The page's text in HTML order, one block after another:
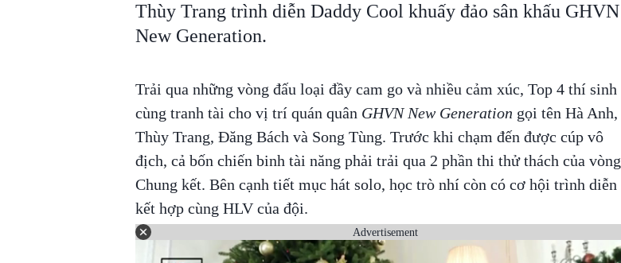
Thùy Trang trình diễn Daddy Cool khuấy đảo sân khấu GHVN
New Generation.
Trải qua những vòng đấu loại đầy cam go và nhiều cảm xúc, Top 4 thí sinh
cùng tranh tài cho vị trí quán quân GHVN New Generation gọi tên Hà Anh,
Thùy Trang, Đăng Bách và Song Tùng. Trước khi chạm đến được cúp vô
địch, cả bốn chiến binh tài năng phải trải qua 2 phần thi thử thách của vòng
Chung kết. Bên cạnh tiết mục hát solo, học trò nhí còn có cơ hội trình diễn
kết hợp cùng HLV của đội.
Advertisement